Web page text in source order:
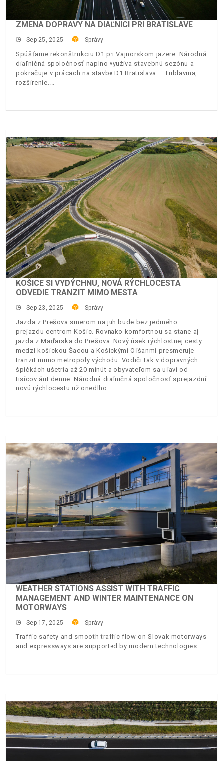
ZMENA DOPRAVY NA DIAĽNICI PRI BRATISLAVE
Sep 25, 2025 Správy
Spúšťame rekonštrukciu D1 pri Vajnorskom jazere. Národná
diaľničná spoločnosť naplno využíva stavebnú sezónu a
pokračuje v prácach na stavbe D1 Bratislava – Triblavina,
rozšírenie.
KOŠICE SI VYDÝCHNU, NOVÁ RÝCHLOCESTA
ODVEDIE TRANZIT MIMO MESTA
Sep 23, 2025 Správy
Jazda z Prešova smerom na juh bude bez jediného
prejazdu centrom Košíc. Rovnako komfortnou sa stane aj
jazda z Maďarska do Prešova. Nový úsek rýchlostnej cesty
medzi košickou Šacou a Košickými Oľšanmi presmeruje
tranzit mimo metropoly východu. Vodiči tak v dopravných
špičkách ušetria až 20 minút a obyvateľom sa uľaví od
tisícov áut denne. Národná diaľničná spoločnosť sprejazdní
novú rýchlocestu už onedlho.
WEATHER STATIONS ASSIST WITH TRAFFIC
MANAGEMENT AND WINTER MAINTENANCE ON
MOTORWAYS
Sep 17, 2025 Správy
Traffic safety and smooth traffic flow on Slovak motorways
and expressways are supported by modern technologies.